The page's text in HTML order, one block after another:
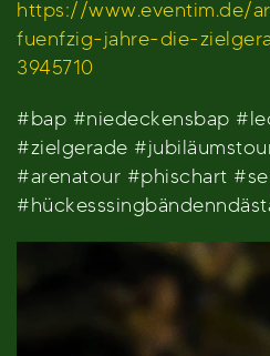
https://www.eventim.de/
fuenfzig-jahre-die-
3945710
#bap #niedeckensbap
#zielgerade
#arenatour #phischart